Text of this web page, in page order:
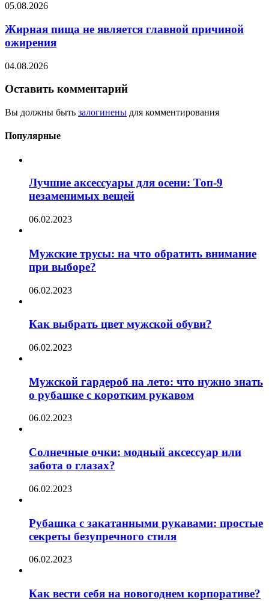
05.08.2026
Жирная пища не является главной причиной
ожирения
04.08.2026
Оставить комментарий
Вы должны быть залогинены для комментирования
Популярные
Лучшие аксессуары для осени: Топ-9
незаменимых вещей
06.02.2023
Мужские трусы: на что обратить внимание
при выборе?
06.02.2023
Как выбрать цвет мужской обуви?
06.02.2023
Мужской гардероб на лето: что нужно знать
о рубашке с коротким рукавом
06.02.2023
Солнечные очки: модный аксессуар или
забота о глазах?
06.02.2023
Рубашка с закатанными рукавами: простые
секреты безупречного стиля
06.02.2023
Как вести себя на новогоднем корпоративе?